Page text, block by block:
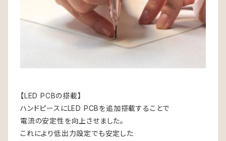
【LED PCBの搭載】
ハンドピースにLED PCBを追加搭載することで
電流の安定性を向上させました。
これにより低出力設定でも安定した